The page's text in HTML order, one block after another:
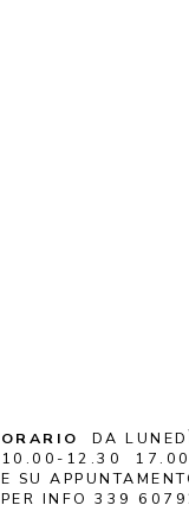
ORARIO
DA
10.00-12.30
E SU
PER INFO 339